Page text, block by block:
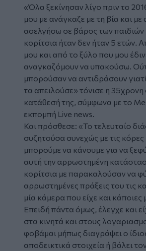
«Όλα ξεκίνησαν λίγο πριν το
μου με ανάγκαζε με τη βία και με
ασελγήσω σε βάρος των παιδιών
κορίτσια ήταν δεν ήταν 5 ετών.
μου και από το ξύλο που μου
αναγκαζόμουν να υπακούσω.
μπορούσαν να αντιδράσουν
τα απειλούσε» τόνισε η 35χρονη
κατάθεσή της, σύμφωνα με το
εκπομπή Live news.
Και πρόσθεσε: «Το τελευταίο
συζητούσα συνεχώς με τις κόρες
μπορούμε να κάνουμε για να
αυτή την αρρωστημένη
κορίτσια με παρακαλούσαν να
αρρωστημένες πράξεις του τις
μία κάμερα που είχε και κάποιες
Επειδή πάντα όμως, έλεγχε και
στα κινητά και στους
φοβάμαι μήπως διαγράψει ο
αποδεικτικά στοιχεία ή βάλει